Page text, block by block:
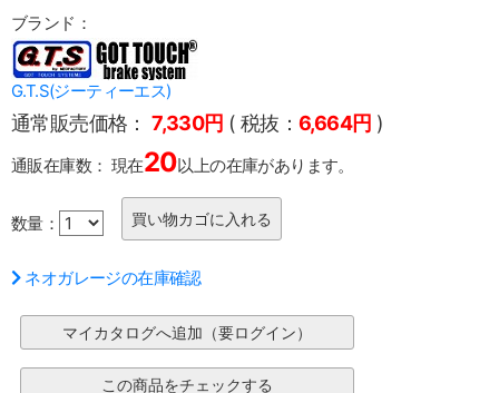
ブランド：
G.T.S(ジーティーエス)
通常販売価格： 7,330円 ( 税抜：6,664円 )
通販在庫数： 現在20以上の在庫があります。
数量：
ネオガレージの在庫確認